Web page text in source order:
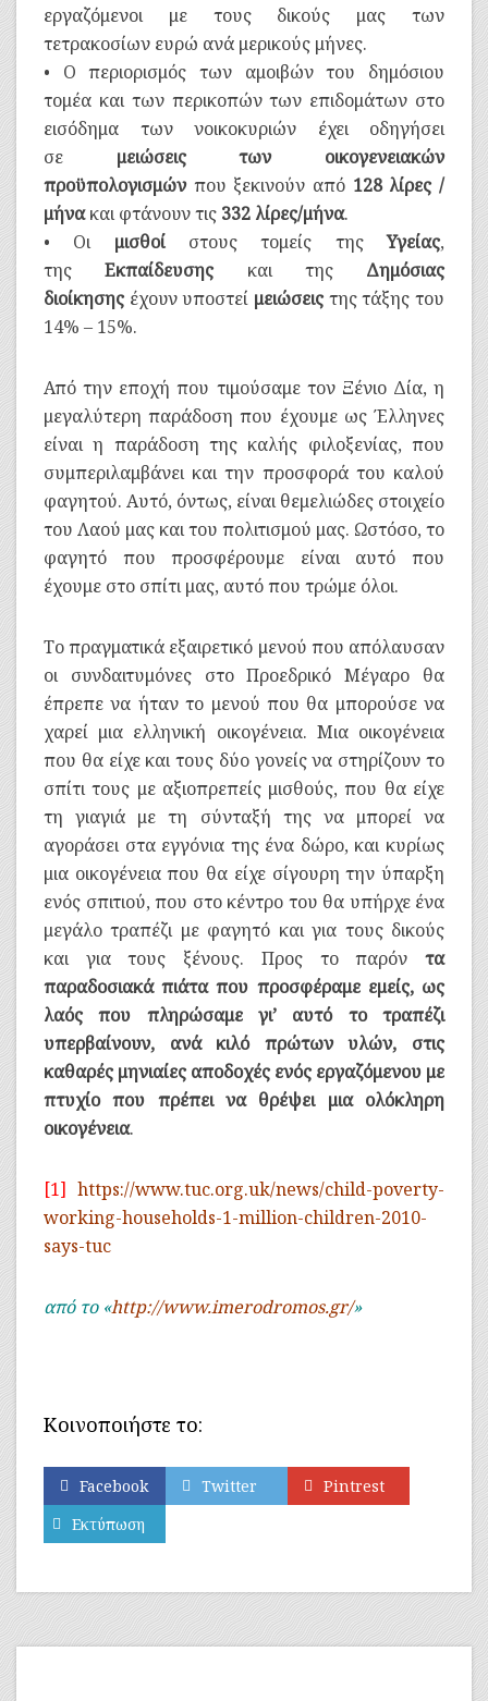
εργαζόμενοι με τους δικούς μας των
τετρακοσίων ευρώ ανά μερικούς μήνες.
• Ο περιορισμός των αμοιβών του δημόσιου
τομέα και των περικοπών των επιδομάτων στο
εισόδημα των νοικοκυριών έχει οδηγήσει
σε μειώσεις των οικογενειακών
προϋπολογισμώνπου ξεκινούν από 128 λίρες /
μήνακαι φτάνουν τις 332 λίρες/μήνα.
• Οιμισθοίστους τομείς τηςΥγείας,
τηςΕκπαίδευσης και τηςΔημόσιας
διοίκησης έχουν υποστεί μειώσεις της τάξης του
14% – 15%.
Από την εποχή που τιμούσαμε τον Ξένιο Δία, η
μεγαλύτερη παράδοση που έχουμε ως Έλληνες
είναι η παράδοση της καλής φιλοξενίας, που
συμπεριλαμβάνει και την προσφορά του καλού
φαγητού. Αυτό, όντως, είναι θεμελιώδες στοιχείο
του Λαού μας και του πολιτισμού μας. Ωστόσο, το
φαγητό που προσφέρουμε είναι αυτό που
έχουμε στο σπίτι μας, αυτό που τρώμε όλοι.
Το πραγματικά εξαιρετικό μενού που απόλαυσαν
οι συνδαιτυμόνες στο Προεδρικό Μέγαρο θα
έπρεπε να ήταν το μενού που θα μπορούσε να
χαρεί μια ελληνική οικογένεια. Μια οικογένεια
που θα είχε και τους δύο γονείς να στηρίζουν το
σπίτι τους με αξιοπρεπείς μισθούς, που θα είχε
τη γιαγιά με τη σύνταξή της να μπορεί να
αγοράσει στα εγγόνια της ένα δώρο, και κυρίως
μια οικογένεια που θα είχε σίγουρη την ύπαρξη
ενός σπιτιού, που στο κέντρο του θα υπήρχε ένα
μεγάλο τραπέζι με φαγητό και για τους δικούς
και για τους ξένους. Προς το παρόν τα
παραδοσιακά πιάτα που προσφέραμε εμείς, ως
λαός που πληρώσαμε γι’ αυτό το τραπέζι
υπερβαίνουν, ανά κιλό πρώτων υλών, στις
καθαρές μηνιαίες αποδοχές ενός εργαζόμενου με
πτυχίο που πρέπει να θρέψει μια ολόκληρη
οικογένεια.
[1] https://www.tuc.org.uk/news/child-poverty-
working-households-1-million-children-2010-
says-tuc
από το «http://www.imerodromos.gr/»
Κοινοποιήστε το:
Facebook Twitter
Pintrest
Εκτύπωση